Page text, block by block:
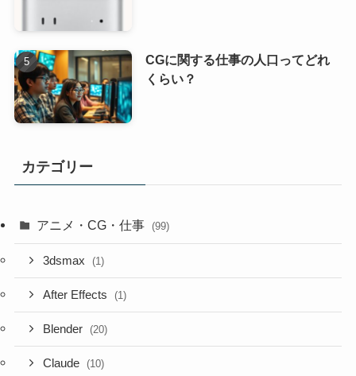
CGに関する仕事の人口ってどれ
くらい？
カテゴリー
アニメ・CG・仕事 (99)
3dsmax (1)
After Effects (1)
Blender (20)
Claude (10)